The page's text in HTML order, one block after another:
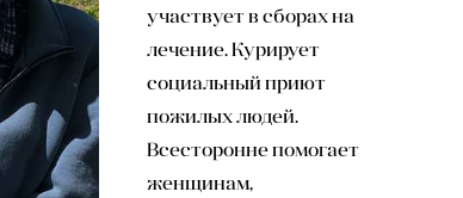
участвует в сборах на
лечение. Курирует
социальный приют
пожилых людей.
Всесторонне помогает
женщинам,